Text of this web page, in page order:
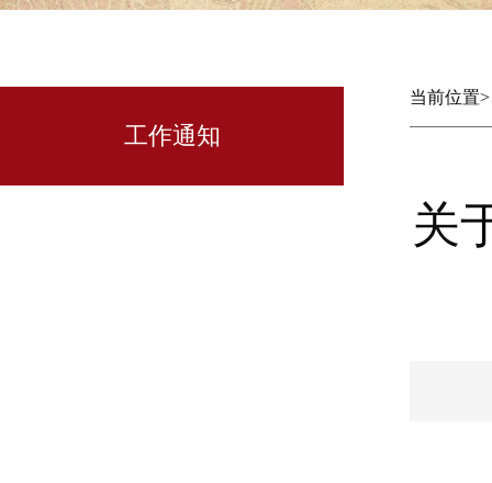
工作通知
当前位置
关